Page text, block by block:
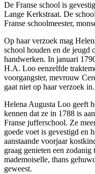
De Franse school is
Lange Kerkstraat. De
Franse schoolmeester,
Op haar verzoek mag
school houden en de jeugd
handwerken. In januari
H.A. Loo eenzelfde
voorgangster, mevrouw
gaat niet op haar verzoek in.
Helena Augusta Loo geeft
kennen dat ze in 1788 is
Franse jufferschool. Ze
goede voet is gevestigd en
aanstaande voorjaar
graag genieten een
mademoiselle, thans
geweest.